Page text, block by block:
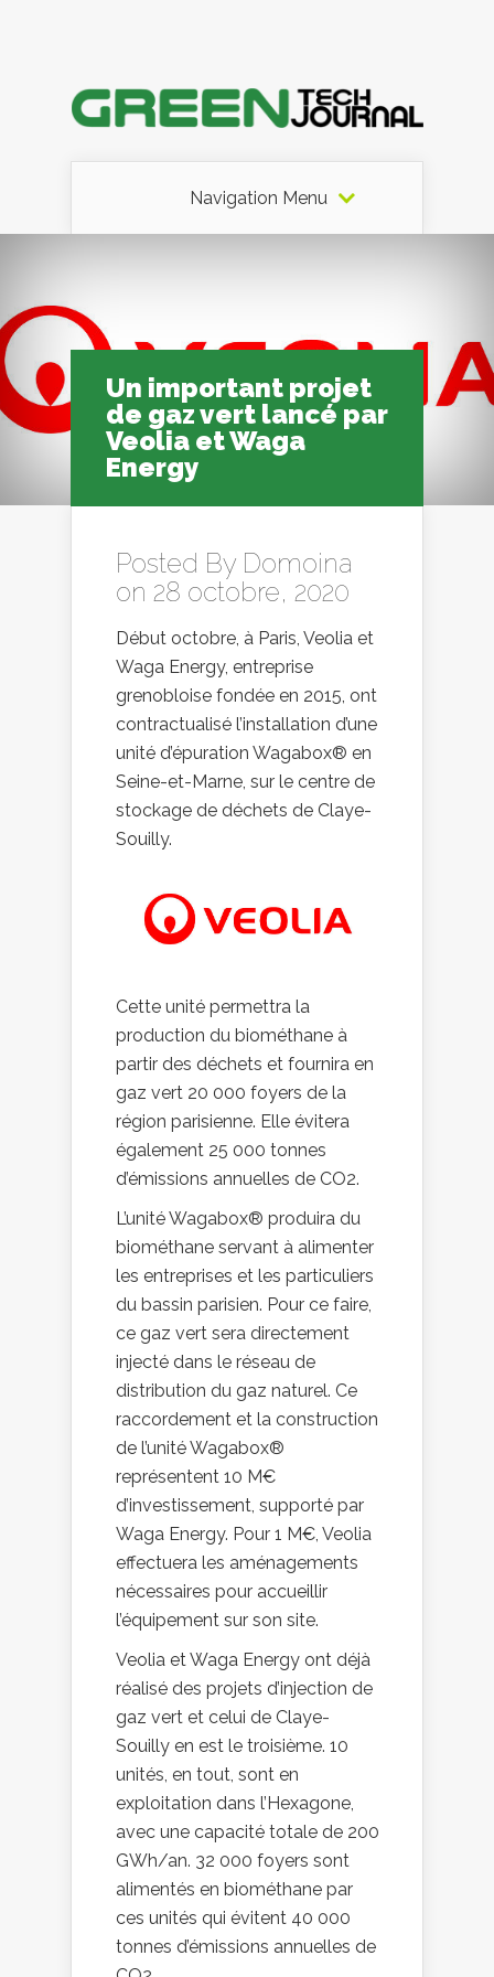
Navigation Menu
Un important projet
de gaz vert lancé par
Veolia et Waga
Energy
Posted By Domoina
on 28 octobre, 2020
Début octobre, à Paris, Veolia et
Waga Energy, entreprise
grenobloise fondée en 2015, ont
contractualisé l’installation d’une
unité d’épuration Wagabox® en
Seine-et-Marne, sur le centre de
stockage de déchets de Claye-
Souilly.
Cette unité permettra la
production du biométhane à
partir des déchets et fournira en
gaz vert 20 000 foyers de la
région parisienne. Elle évitera
également 25 000 tonnes
d’émissions annuelles de CO2.
L’unité Wagabox® produira du
biométhane servant à alimenter
les entreprises et les particuliers
du bassin parisien. Pour ce faire,
ce gaz vert sera directement
injecté dans le réseau de
distribution du gaz naturel. Ce
raccordement et la construction
de l’unité Wagabox®
représentent 10 M€
d’investissement, supporté par
Waga Energy. Pour 1 M€, Veolia
effectuera les aménagements
nécessaires pour accueillir
l’équipement sur son site.
Veolia et Waga Energy ont déjà
réalisé des projets d’injection de
gaz vert et celui de Claye-
Souilly en est le troisième. 10
unités, en tout, sont en
exploitation dans l’Hexagone,
avec une capacité totale de 200
GWh/an. 32 000 foyers sont
alimentés en biométhane par
ces unités qui évitent 40 000
tonnes d’émissions annuelles de